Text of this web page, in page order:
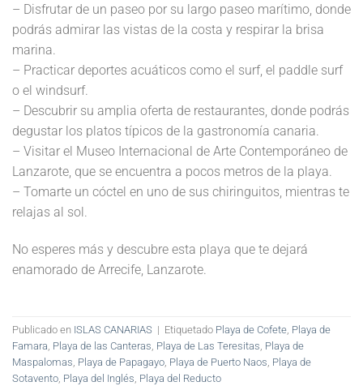
– Disfrutar de un paseo por su largo paseo marítimo, donde
podrás admirar las vistas de la costa y respirar la brisa
marina.
– Practicar deportes acuáticos como el surf, el paddle surf
o el windsurf.
– Descubrir su amplia oferta de restaurantes, donde podrás
degustar los platos típicos de la gastronomía canaria.
– Visitar el Museo Internacional de Arte Contemporáneo de
Lanzarote, que se encuentra a pocos metros de la playa.
– Tomarte un cóctel en uno de sus chiringuitos, mientras te
relajas al sol.
No esperes más y descubre esta playa que te dejará
enamorado de Arrecife, Lanzarote.
Publicado en ISLAS CANARIAS | Etiquetado Playa de Cofete Playa de
Famara Playa de las Canteras Playa de Las Teresitas Playa de
Maspalomas Playa de Papagayo Playa de Puerto Naos Playa de
Sotavento Playa del Inglés Playa del Reducto